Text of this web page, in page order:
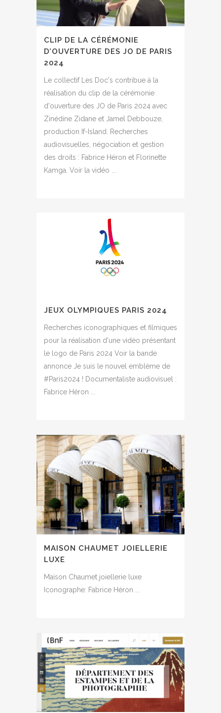
CLIP DE LA CÉRÉMONIE
D’OUVERTURE DES JO DE PARIS
2024
Le collectif Les Doc's contribue à la
réalisation du clip de la cérémonie
d'ouverture des JO de Paris 2024 avec
Zinédine Zidane et Jamel Debbouze,
production If-Island. Recherches
audiovisuelles, négociation et gestion
des droits : Fabrice Héron et Florinette
Kamga. Voir la vidéo ...
JEUX OLYMPIQUES PARIS 2024
Recherches iconographiques et filmiques
pour la réalisation d'une vidéo présentant
le logo de Paris 2024 Voir la bande
annonce Je suis le nouvel emblème de
#Paris2024 ! Documentaliste audiovisuel :
Fabrice Héron ...
MAISON CHAUMET JOIELLERIE
LUXE
Maison Chaumet joiellerie luxe
Iconographe: Fabrice Héron ...